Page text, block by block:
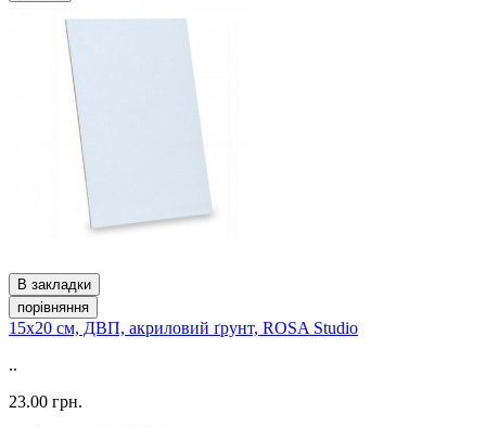
В закладки
порівняння
15х20 см, ДВП, акриловий ґрунт, ROSA Studio
..
23.00 грн.